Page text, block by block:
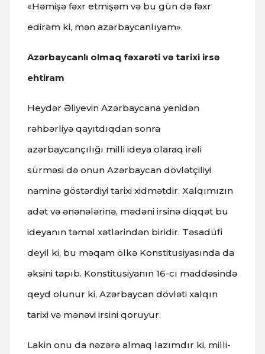
«Həmişə fəxr etmişəm və bu gün də fəxr
edirəm ki, mən azərbaycanlıyam».
Azərbaycanlı olmaq fəxarəti və tarixi irsə
ehtiram
Heydər Əliyevin Azərbaycana yenidən
rəhbərliyə qayıtdıqdan sonra
azərbaycançılığı milli ideya olaraq irəli
sürməsi də onun Azərbaycan dövlətçiliyi
naminə göstərdiyi tarixi xidmətdir. Xalqımızın
adət və ənənələrinə, mədəni irsinə diqqət bu
ideyanın təməl xətlərindən biridir. Təsadüfi
deyil ki, bu məqam ölkə Konstitusiyasında da
əksini tapıb. Konstitusiyanın 16-cı maddəsində
qeyd olunur ki, Azərbaycan dövləti xalqın
tarixi və mənəvi irsini qoruyur.
Lakin onu da nəzərə almaq lazımdır ki, milli-